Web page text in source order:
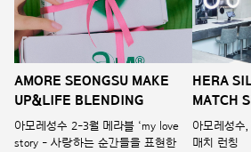
AMORE SEONGSU MAKE
UP&LIFE BLENDING
아모레성수 2-3월 메라블 ‘my love
story - 사랑하는 순간들을 표현한
HERA
MATCH
아모레성수
매치 런칭